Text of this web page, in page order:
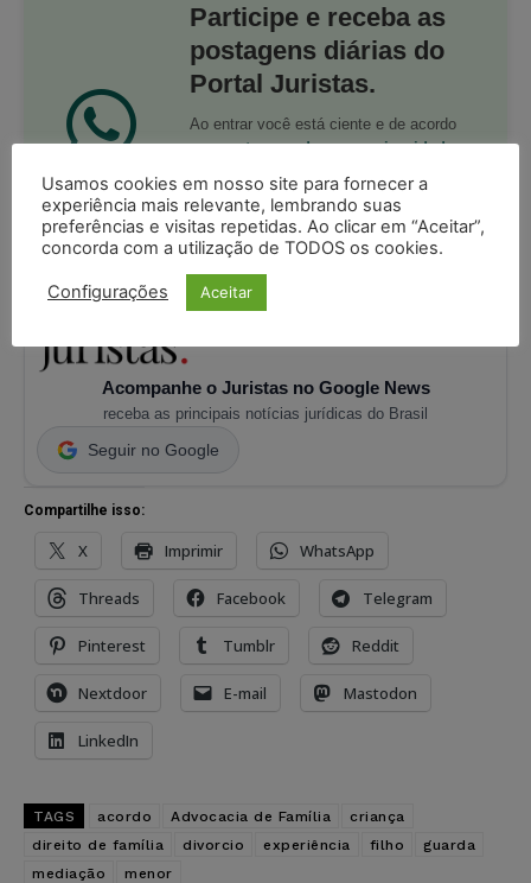
Participe e receba as
postagens diárias do
Portal Juristas.
Ao entrar você está ciente e de acordo
com ostermos de usoeprivacidade
PARTICIPE DO CANAL
Acompanhe o Juristas no Google News
receba as principais notícias jurídicas do Brasil
Seguir no Google
Compartilhe isso:
X Imprimir WhatsApp
Threads Facebook Telegram
Pinterest Tumblr Reddit
Nextdoor E-mail Mastodon
LinkedIn
TAGS acordo Advocacia de Família
criança
direito de família
divorcio experiência filho
guarda
mediação
menor
Usamos cookies em nosso site para fornecer a
experiência mais relevante, lembrando suas
preferências e visitas repetidas. Ao clicar em “Aceitar”,
concorda com a utilização de TODOS os cookies.
Configurações Aceitar